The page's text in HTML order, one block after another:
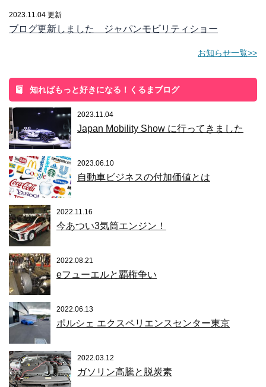
2023.11.04 更新
ブログ更新しました ジャパンモビリティショー
お知らせ一覧>>
知ればもっと好きになる！くるまブログ
2023.11.04
Japan Mobility Show に行ってきました
2023.06.10
自動車ビジネスの付加価値とは
2022.11.16
今あつい3気筒エンジン！
2022.08.21
eフューエルと覇権争い
2022.06.13
ポルシェ エクスペリエンスセンター東京
2022.03.12
ガソリン高騰と脱炭素